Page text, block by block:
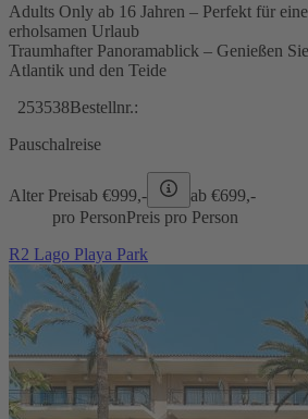
Adults Only ab 16 Jahren – Perfekt für
erholsamen Urlaub
Traumhafter Panoramablick – Genießen
Atlantik und den Teide
253538Bestellnr.:
Pauschalreise
Alter Preisab €999,- ab €699,-
pro PersonPreis pro Person
R2 Lago Playa Park